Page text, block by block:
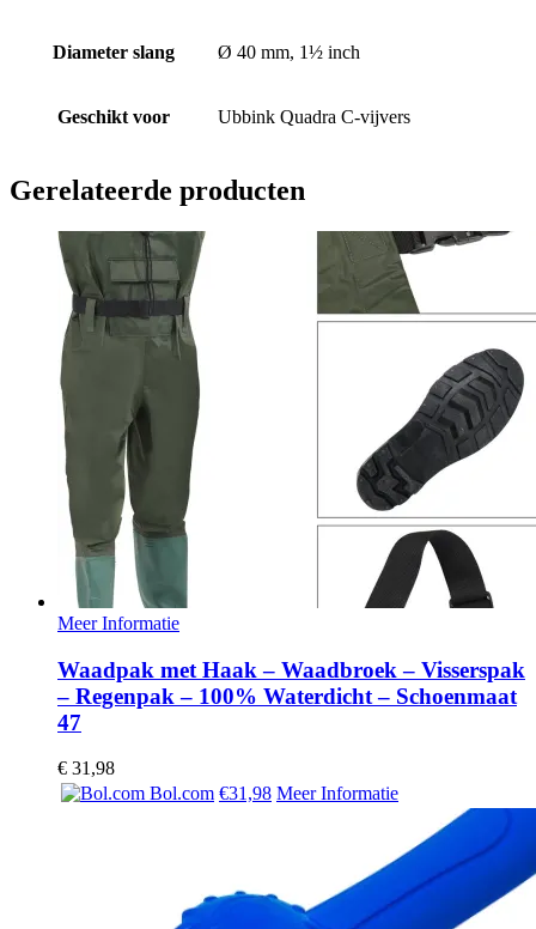
Diameter slang Ø 40 mm, 1½ inch
Geschikt voor Ubbink Quadra C-vijvers
Gerelateerde producten
Meer Informatie
Waadpak met Haak – Waadbroek – Visserspak
– Regenpak – 100% Waterdicht – Schoenmaat
47
€ 31,98
Bol.com €31,98 Meer Informatie